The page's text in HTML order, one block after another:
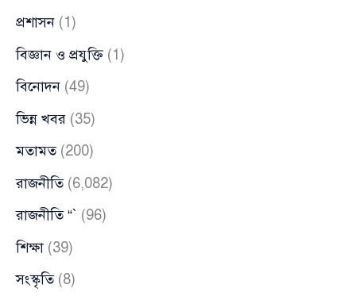
প্রশাসন (1)
বিজ্ঞান ও প্রযুক্তি (1)
বিনোদন (49)
ভিন্ন খবর (35)
মতামত(200)
রাজনীতি(6,082)
রাজনীতি “` (96)
শিক্ষা (39)
সংস্কৃতি(8)